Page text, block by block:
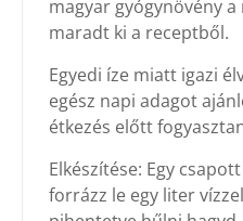
magyar gyógynövény
maradt ki a receptből.
Egyedi íze miatt igazi
egész napi adagot
étkezés előtt
Elkészítése: Egy
forrázz le egy liter